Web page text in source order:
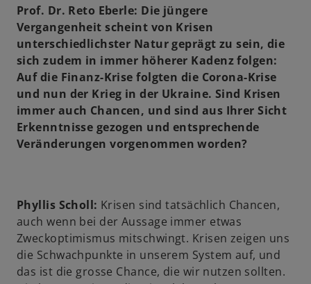
e
r
n
e
u
e
n
R
e
t
e
r
k
a
Prof. Dr. Reto Eberle: Die jüngere
Vergangenheit scheint von Krisen
unterschiedlichster Natur geprägt zu sein, die
sich zudem in immer höherer Kadenz folgen:
Auf die Finanz-Krise folgten die Corona-Krise
und nun der Krieg in der Ukraine. Sind Krisen
immer auch Chancen, und sind aus Ihrer Sicht
Erkenntnisse gezogen und entsprechende
Veränderungen vorgenommen worden?
Phyllis Scholl: Krisen sind tatsächlich Chancen,
auch wenn bei der Aussage immer etwas
Zweckoptimismus mitschwingt. Krisen zeigen uns
die Schwachpunkte in unserem System auf, und
das ist die grosse Chance, die wir nutzen sollten.